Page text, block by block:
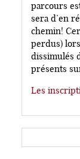
parcours
sera d’en
chemin!
perdus)
dissimulés
présents
Les